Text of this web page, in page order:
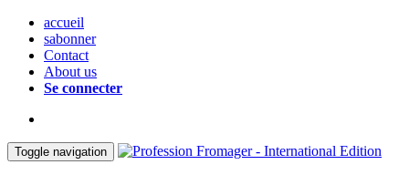
accueil
sabonner
Contact
About us
Se connecter
Toggle navigation